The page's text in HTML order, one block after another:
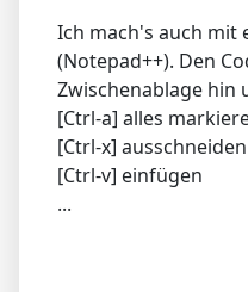
Ich mach's auch mit
(Notepad++). Den
Zwischenablage hin
[Ctrl-a] alles
[Ctrl-x] ausschneiden
[Ctrl-v] einfügen
...